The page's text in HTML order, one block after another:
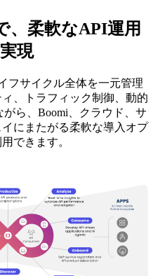
、柔軟なAPI運用
現
フサイクル全体を一元管理
、トラフィック制御、動的
ら、Boomi、クラウド、サ
にまたがる柔軟な導入オプ
できます。